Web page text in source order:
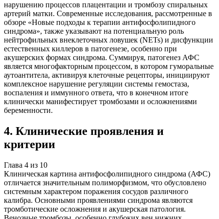
нарушению процессов плацентации и тромбозу спиральных
артерий матки. Современные исследования, рассмотренные в
обзоре «Новые подходы к терапии антифосфолипидного
синдрома», также указывают на потенциальную роль
нейтрофильных внеклеточных ловушек (NETs) и дисфункции
естественных киллеров в патогенезе, особенно при
акушерских формах синдрома. Суммируя, патогенез АФС
является многофакторным процессом, в котором гуморальные
аутоантитела, активируя клеточные рецепторы, инициируют
комплексное нарушение регуляции системы гемостаза,
воспаления и иммунного ответа, что в конечном итоге
клинически манифестирует тромбозами и осложнениями
беременности.
4. Клинические проявления и
критерии
Глава 4 из 10
Клиническая картина антифосфолипидного синдрома (АФС)
отличается значительным полиморфизмом, что обусловлено
системным характером поражения сосудов различного
калибра. Основными проявлениями синдрома являются
тромботические осложнения и акушерская патология.